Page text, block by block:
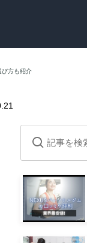
び方も紹介